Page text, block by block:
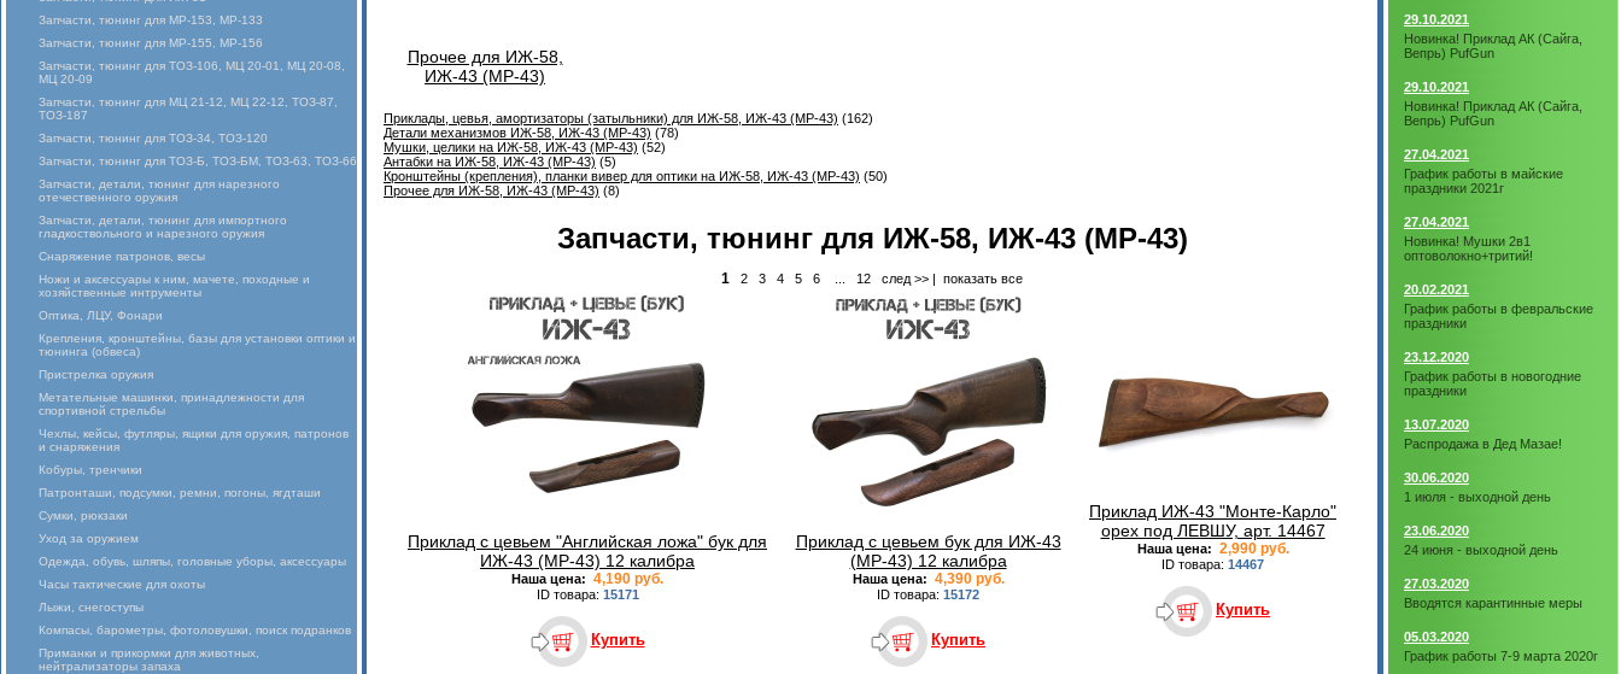
Запчасти, тюнинг для МР-153, МР-133
Запчасти, тюнинг для МР-155, МР-156
Запчасти, тюнинг для ТОЗ-106, МЦ 20-01, МЦ 20-08,
МЦ 20-09
Запчасти, тюнинг для МЦ 21-12, МЦ 22-12, ТОЗ-87,
ТОЗ-187
Запчасти, тюнинг для ТОЗ-34, ТОЗ-120
Запчасти, тюнинг для ТОЗ-Б, ТОЗ-БМ, ТОЗ-63, ТОЗ-66
Запчасти, детали, тюнинг для нарезного
отечественного оружия
Запчасти, детали, тюнинг для импортного
гладкоствольного и нарезного оружия
Снаряжение патронов, весы
Ножи и аксессуары к ним, мачете, походные и
хозяйственные интрументы
Оптика, ЛЦУ, Фонари
Крепления, кронштейны, базы для установки оптики и
тюнинга (обвеса)
Пристрелка оружия
Метательные машинки, принадлежности для
спортивной стрельбы
Чехлы, кейсы, футляры, ящики для оружия, патронов
и снаряжения
Кобуры, тренчики
Патронташи, подсумки, ремни, погоны, ягдташи
Сумки, рюкзаки
Уход за оружием
Одежда, обувь, шляпы, головные уборы, аксессуары
Часы тактические для охоты
Лыжи, снегоступы
Компасы, барометры, фотоловушки, поиск подранков
Приманки и прикормки для животных,
нейтрализаторы запаха
Прочее для ИЖ-58,
ИЖ-43 (МР-43)
Приклады, цевья, амортизаторы (затыльники) для ИЖ-58, ИЖ-43 (МР-43) (162)
Детали механизмов ИЖ-58, ИЖ-43 (МР-43) (78)
Мушки, целики на ИЖ-58, ИЖ-43 (МР-43) (52)
Антабки на ИЖ-58, ИЖ-43 (МР-43) (5)
Кронштейны (крепления), планки вивер для оптики на ИЖ-58, ИЖ-43 (МР-43) (50)
Прочее для ИЖ-58, ИЖ-43 (МР-43) (8)
Запчасти, тюнинг для ИЖ-58, ИЖ-43 (МР-43)
1 2 3 4 5 6 12 след >> | показать все
Приклад с цевьем "Английская ложа" бук для
ИЖ-43 (МР-43) 12 калибра
Наша цена: 4,190 руб.
ID товара: 15171
Купить
Приклад с цевьем бук для ИЖ-43
(МР-43) 12 калибра
Наша цена: 4,390 руб.
ID товара: 15172
Купить
Приклад ИЖ-43 "Монте-Карло"
орех под ЛЕВШУ, арт. 14467
Наша цена: 2,990 руб.
ID товара: 14467
Купить
29.10.2021
Новинка! Приклад АК (Сайга,
Вепрь) PufGun
29.10.2021
Новинка! Приклад АК (Сайга,
Вепрь) PufGun
27.04.2021
График работы в майские
праздники 2021г
27.04.2021
Новинка! Мушки 2в1
оптоволокно+тритий!
20.02.2021
График работы в февральские
праздники
23.12.2020
График работы в новогодние
праздники
13.07.2020
Распродажа в Дед Мазае!
30.06.2020
1 июля - выходной день
23.06.2020
24 июня - выходной день
27.03.2020
Вводятся карантинные меры
05.03.2020
График работы 7-9 марта 2020г